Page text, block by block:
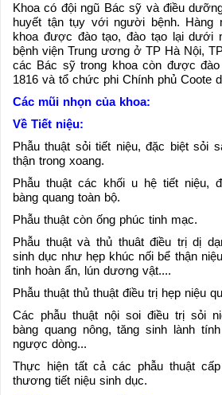
Khoa có đội ngũ Bác sỹ và điều
huyết tận tụy với người bệnh. Hàng
khoa được đào tạo, đào tạo lại dưới
bệnh viện Trung ương ở TP Hà Nội,
các Bác sỹ trong khoa còn được
1816 và tổ chức phi Chính phủ Coote
Các mũi nhọn của khoa:
Về Tiết niệu:
Phẫu thuật sỏi tiết niệu, đặc biệt sỏi
thận trong xoang.
Phẫu thuật các khối u hệ tiết niệu,
bàng quang toàn bộ.
Phẫu thuật còn ống phúc tinh mạc.
Phẫu thuật và thủ thuât điều trị dị
sinh dục như hẹp khúc nối bể thận
tinh hoàn ẩn, lún dương vật....
Phẫu thuật thủ thuật điều trị hẹp niệu
Các phẫu thuật nội soi điều trị sỏi
bàng quang nông, tăng sinh lành
ngược dòng...
Thực hiện tất cả các phẫu thuật
thương tiết niệu sinh dục.